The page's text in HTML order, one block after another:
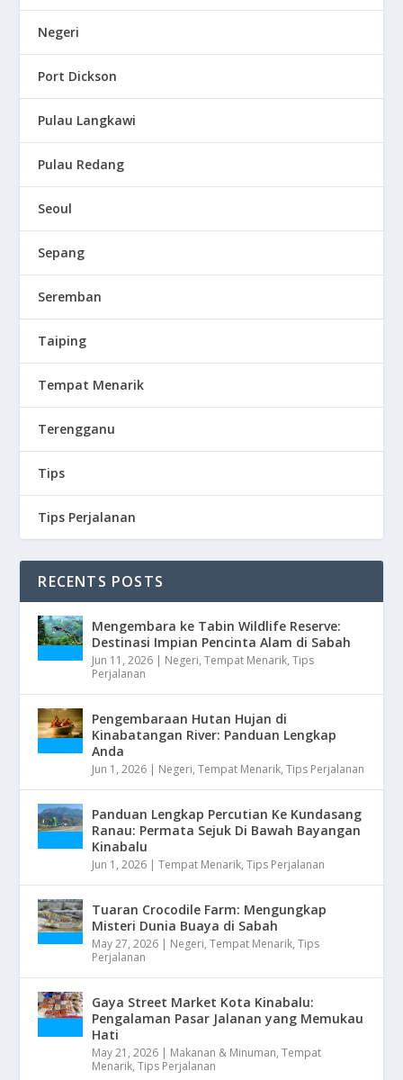
Negeri
Port Dickson
Pulau Langkawi
Pulau Redang
Seoul
Sepang
Seremban
Taiping
Tempat Menarik
Terengganu
Tips
Tips Perjalanan
RECENTS POSTS
Mengembara ke Tabin Wildlife Reserve:
Destinasi Impian Pencinta Alam di Sabah
Jun 11, 2026 | Negeri,Tempat Menarik,Tips
Perjalanan
Pengembaraan Hutan Hujan di
Kinabatangan River: Panduan Lengkap
Anda
Jun 1, 2026 | Negeri,Tempat Menarik,Tips Perjalanan
Panduan Lengkap Percutian Ke Kundasang
Ranau: Permata Sejuk Di Bawah Bayangan
Kinabalu
Jun 1, 2026 |Tempat Menarik,Tips Perjalanan
Tuaran Crocodile Farm: Mengungkap
Misteri Dunia Buaya di Sabah
May 27, 2026 | Negeri,Tempat Menarik,Tips
Perjalanan
Gaya Street Market Kota Kinabalu:
Pengalaman Pasar Jalanan yang Memukau
Hati
May 21, 2026 | Makanan & Minuman,Tempat
Menarik,Tips Perjalanan